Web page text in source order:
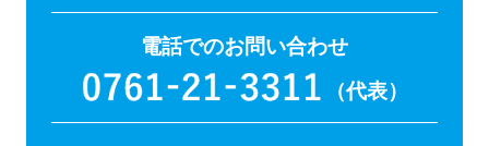
電話でのお問い合わせ
（代表）